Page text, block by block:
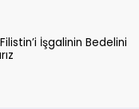
İşgalinin Bedelini